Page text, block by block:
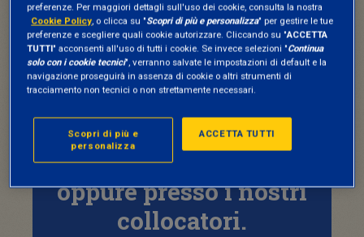
Vuoi investire nei
nostri fondi etici?
Puoi farlo online in
pochi semplici passi
oppure presso i nostri
collocatori.
preferenze. Per maggiori dettagli sull'uso dei cookie, consulta la nostra
Cookie Policy, o clicca su "Scopri di più e personalizza" per gestire le tue
preferenze e scegliere quali cookie autorizzare. Cliccando su "ACCETTA
TUTTI" acconsenti all'uso di tutti i cookie. Se invece selezioni "Continua
solo con i cookie tecnici", verranno salvate le impostazioni di default e la
navigazione proseguirà in assenza di cookie o altri strumenti di
tracciamento non tecnici o non strettamente necessari.
ACCETTA TUTTI
Scopri di più e
personalizza